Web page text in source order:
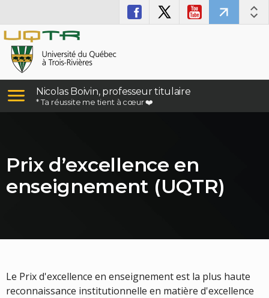
Nicolas Boivin, professeur titulaire
* Ta réussite me tient à cœur ❤️
Prix d’excellence en
enseignement (UQTR)
Le Prix d'excellence en enseignement est la plus haute
reconnaissance institutionnelle en matière d'excellence